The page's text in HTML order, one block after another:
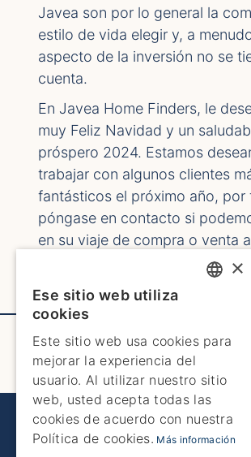
Javea son por lo general la
estilo de vida elegir y, a
aspecto de la inversión no se
cuenta.
En Javea Home Finders, le
muy Feliz Navidad y un
próspero 2024. Estamos
trabajar con algunos clientes
fantásticos el próximo año, por
póngase en contacto si
en su viaje de compra o venta
Javea Home Finders
Avenida de la Libertad 19, local
SPANISH
GERMAN
FRENCH
×
Ese sitio web utiliza
cookies
Este sitio web usa cookies para
mejorar la experiencia del
usuario. Al utilizar nuestro sitio
web, usted acepta todas las
cookies de acuerdo con nuestra
Política de cookies. Más información